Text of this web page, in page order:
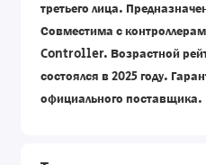
третьего лица.
Совместима с
Controller. Возрастной
состоялся в 2025 году.
официального поставщика.